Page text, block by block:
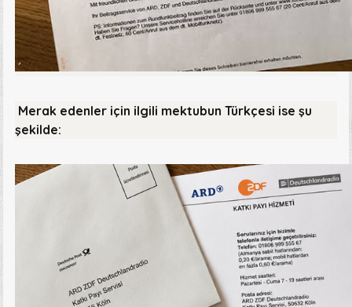
Merak edenler için ilgili mektubun Türkçesi ise şu
şekilde: